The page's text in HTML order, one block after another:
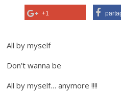
+1
All by myself
Don’t wanna be
All by myself… anymore !!!!